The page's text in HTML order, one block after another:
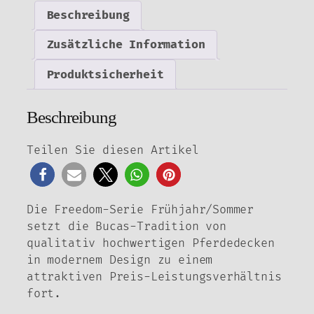
Beschreibung
Zusätzliche Information
Produktsicherheit
Beschreibung
Teilen Sie diesen Artikel
Die Freedom-Serie Frühjahr/Sommer
setzt die Bucas-Tradition von
qualitativ hochwertigen Pferdedecken
in modernem Design zu einem
attraktiven Preis-Leistungsverhältnis
fort.